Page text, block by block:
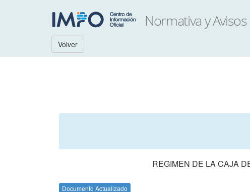
Volver
REGIMEN DE LA CAJA
Documento Actualizado